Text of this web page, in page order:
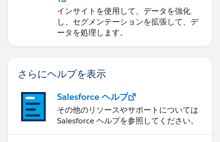
インサイトを使用して、データを強化
し、セグメンテーションを拡張して、デ
ータを処理します。
さらにヘルプを表示
Salesforce ヘルプ
その他のリソースやサポートについては
Salesforce ヘルプを参照してください。